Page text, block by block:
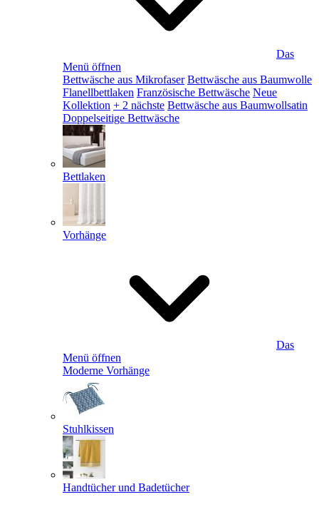
Das
Menü öffnen
Bettwäsche aus Mikrofaser Bettwäsche aus Baumwolle
Flanellbettlaken Französische Bettwäsche Neue
Kollektion + 2 nächste Bettwäsche aus Baumwollsatin
Doppelseitige Bettwäsche
Bettlaken
Vorhänge
Das
Menü öffnen
Moderne Vorhänge
Stuhlkissen
Handtücher und Badetücher